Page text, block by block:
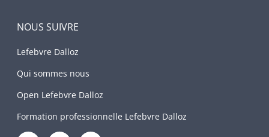
NOUS SUIVRE
Lefebvre Dalloz
Qui sommes nous
Open Lefebvre Dalloz
Formation professionnelle Lefebvre Dalloz